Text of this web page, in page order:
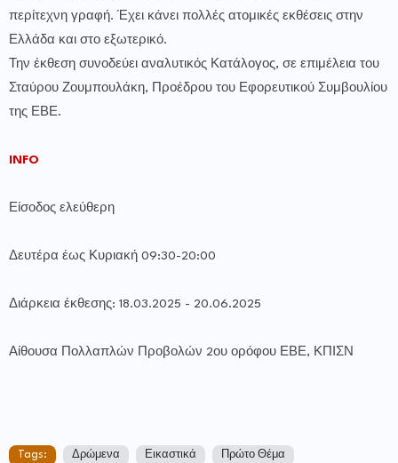
περίτεχνη γραφή. Έχει κάνει πολλές ατομικές εκθέσεις στην
Ελλάδα και στο εξωτερικό.
Την έκθεση συνοδεύει αναλυτικός Κατάλογος, σε επιμέλεια του
Σταύρου Ζουμπουλάκη, Προέδρου του Εφορευτικού Συμβουλίου
της ΕΒΕ.
INFO
Είσοδος ελεύθερη
Δευτέρα έως Κυριακή 09:30-20:00
Διάρκεια έκθεσης: 18.03.2025 - 20.06.2025
Αίθουσα Πολλαπλών Προβολών 2ου ορόφου ΕΒΕ, ΚΠΙΣΝ
Tags: Δρώμενα Εικαστικά Πρώτο Θέμα